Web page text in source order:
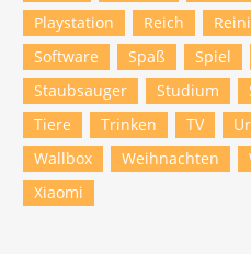
Playstation
Reich
Software
Spaß Spiel
Staubsauger
Studium
Tiere
Trinken TV
Wallbox
Weihnachten
Xiaomi